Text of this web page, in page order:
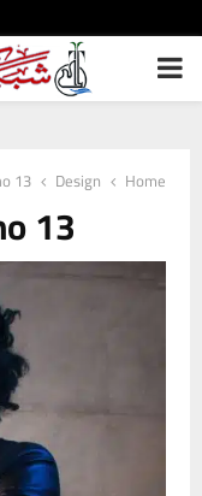
PRIMARY
Home
Design
13
13